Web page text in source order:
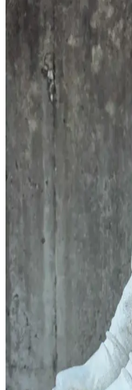
Kel Erkekler İçin İş
Seçenekleri ve
Kel erkeklerin iş
ve konfor faktörleri göz
Beanie, düz şapka ve
Pantolon ve Kot
Konforun
Pantolon ve kot
bel yüksekliği, esnek kumaş
kesim önemlidir. Kemer ve
Iron Heart IH-777S-
Dayanıklılığı ve
Iron Heart IH-777S-142OD
kumaşıyla iş sahasında
esner ve yumuşar, doğru
renk solması ve aşınmayı
2025 Yazı İçin İş
Kumaş Seçimleri
2025 yazında iş
tercihlerinden stil önerilerine
sunulmuştur. İşlevsellik ve